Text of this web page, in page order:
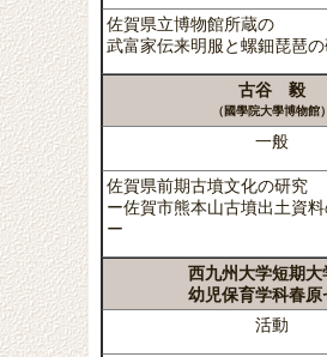
佐賀県立博物館所蔵の
武富家伝来明服と螺鈿琵琶
古谷 毅
（國學院大學博物館）
一般
佐賀県前期古墳文化の研究
ー佐賀市熊本山古墳出土資
ー
西九州大学短期大
幼児保育学科春原
活動